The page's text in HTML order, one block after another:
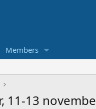
Members
11-13